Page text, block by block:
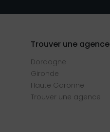
Trouver une agence
Dordogne
Gironde
Haute Garonne
Trouver une agence